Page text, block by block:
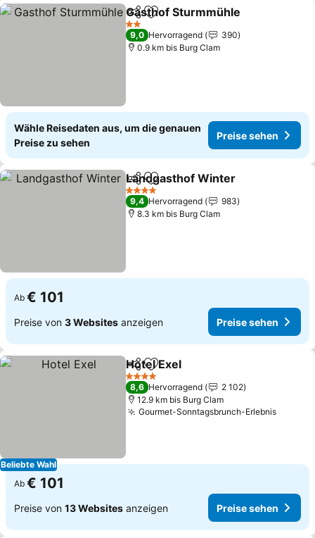
TeilenZu Favoriten hinzufügen
Gasthof Sturmmühle
2 Sterne
9,0 Hervorragend
390
0.9 km bis Burg Clam
Wähle Reisedaten aus, um die genauen
Preise zu sehen
Preise sehen
TeilenZu Favoriten hinzufügen
Landgasthof Winter
4 Sterne
9,4 Hervorragend
983
8.3 km bis Burg Clam
Ab € 101
Preise von 3 Websites anzeigen Preise sehen
Beliebte Wahl
TeilenZu Favoriten hinzufügen
Hotel Exel
4 Sterne
8,6 Hervorragend
2 102
12.9 km bis Burg Clam
Gourmet-Sonntagsbrunch-Erlebnis
Ab € 101
Preise von 13 Websites anzeigen Preise sehen